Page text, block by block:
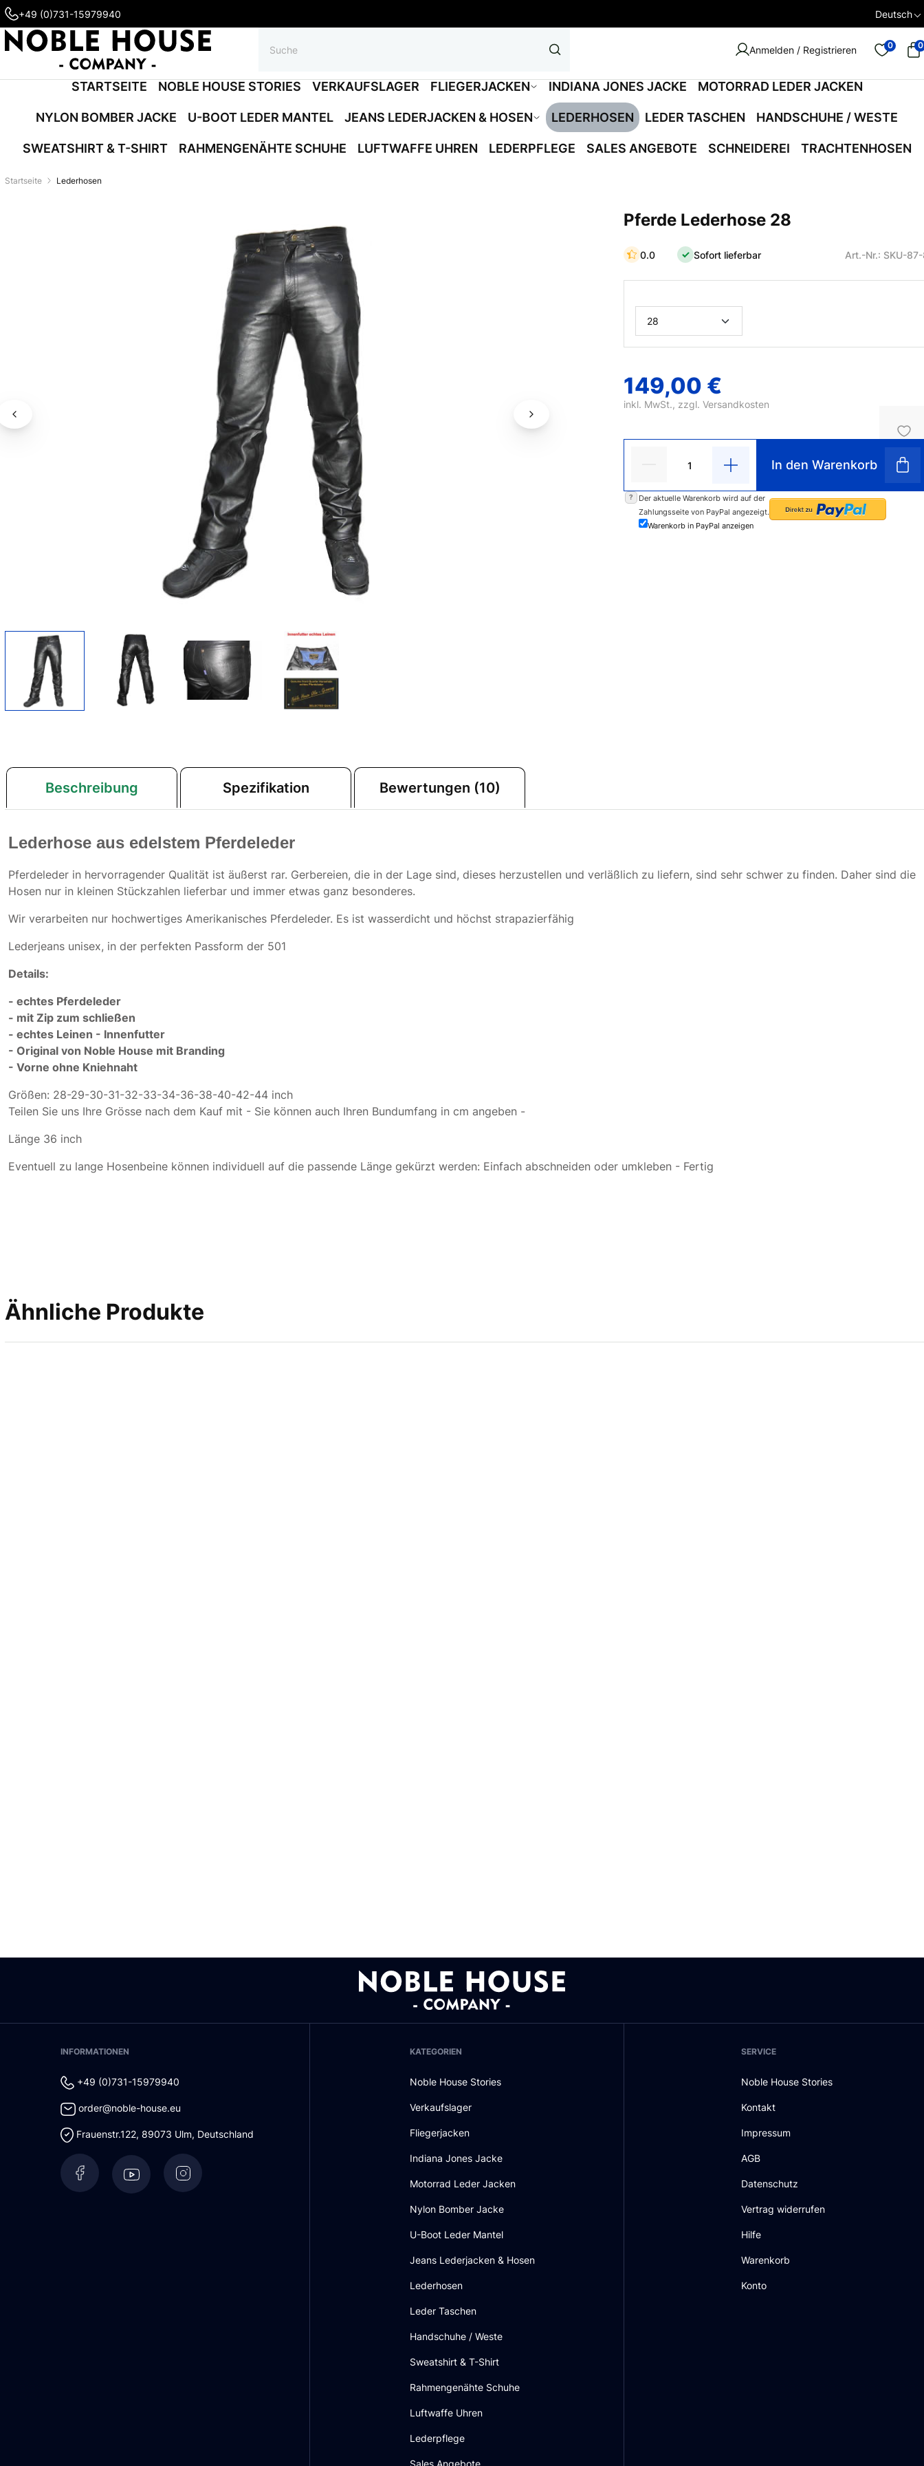
+49 (0)731-15979940 Deutsch
Anmelden / Registrieren 0 0
STARTSEITE NOBLE HOUSE STORIES VERKAUFSLAGER FLIEGERJACKEN INDIANA JONES JACKE MOTORRAD LEDER JACKEN
NYLON BOMBER JACKE U-BOOT LEDER MANTEL JEANS LEDERJACKEN & HOSEN LEDERHOSEN LEDER TASCHEN HANDSCHUHE / WESTE
SWEATSHIRT & T-SHIRT RAHMENGENÄHTE SCHUHE LUFTWAFFE UHREN LEDERPFLEGE SALES ANGEBOTE SCHNEIDEREI TRACHTENHOSEN
Startseite Lederhosen
Pferde Lederhose 28
0.0 Sofort lieferbar Art.-Nr.: SKU-
149,00 €
inkl. MwSt., zzgl.Versandkosten
In den Warenkorb
?
Der aktuelle Warenkorb wird auf der
Zahlungsseite von PayPal angezeigt.
Warenkorb in PayPal anzeigen
Beschreibung Spezifikation Bewertungen (10)
Lederhose aus edelstem Pferdeleder
Pferdeleder in hervorragender Qualität ist äußerst rar. Gerbereien, die in der Lage sind, dieses herzustellen und verläßlich zu liefern, sind sehr schwer zu finden. Daher sind die
Hosen nur in kleinen Stückzahlen lieferbar und immer etwas ganz besonderes.
Wir verarbeiten nur hochwertiges Amerikanisches Pferdeleder. Es ist wasserdicht und höchst strapazierfähig
Lederjeans unisex, in der perfekten Passform der 501
Details:
- echtes Pferdeleder
- mit Zip zum schließen
- echtes Leinen - Innenfutter
- Original von Noble House mit Branding
- Vorne ohne Kniehnaht
Größen: 28-29-30-31-32-33-34-36-38-40-42-44 inch
Teilen Sie uns Ihre Grösse nach dem Kauf mit - Sie können auch Ihren Bundumfang in cm angeben -
Länge 36 inch
Eventuell zu lange Hosenbeine können individuell auf die passende Länge gekürzt werden: Einfach abschneiden oder umkleben - Fertig
Ähnliche Produkte
INFORMATIONEN
+49 (0)731-15979940
order@noble-house.eu
Frauenstr.122, 89073 Ulm, Deutschland
KATEGORIEN
Noble House Stories
Verkaufslager
Fliegerjacken
Indiana Jones Jacke
Motorrad Leder Jacken
Nylon Bomber Jacke
U-Boot Leder Mantel
Jeans Lederjacken & Hosen
Lederhosen
Leder Taschen
Handschuhe / Weste
Sweatshirt & T-Shirt
Rahmengenähte Schuhe
Luftwaffe Uhren
Lederpflege
Sales Angebote
SERVICE
Noble House Stories
Kontakt
Impressum
AGB
Datenschutz
Vertrag widerrufen
Hilfe
Warenkorb
Konto